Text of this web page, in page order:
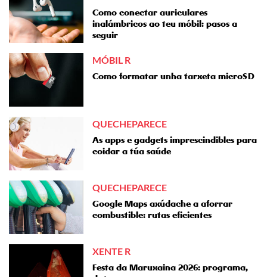
Como conectar auriculares
inalámbricos ao teu móbil: pasos a
seguir
MÓBIL R
Como formatar unha tarxeta microSD
QUECHEPARECE
As apps e gadgets imprescindibles para
coidar a túa saúde
QUECHEPARECE
Google Maps axúdache a aforrar
combustible: rutas eficientes
XENTE R
Festa da Maruxaina 2026: programa,